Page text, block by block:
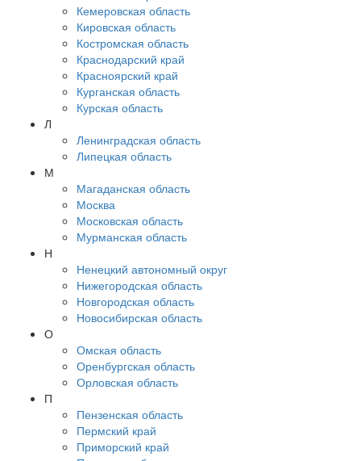
Кемеровская область
Кировская область
Костромская область
Краснодарский край
Красноярский край
Курганская область
Курская область
Л
Ленинградская область
Липецкая область
М
Магаданская область
Москва
Московская область
Мурманская область
Н
Ненецкий автономный округ
Нижегородская область
Новгородская область
Новосибирская область
О
Омская область
Оренбургская область
Орловская область
П
Пензенская область
Пермский край
Приморский край